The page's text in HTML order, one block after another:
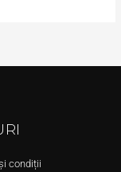
condiții